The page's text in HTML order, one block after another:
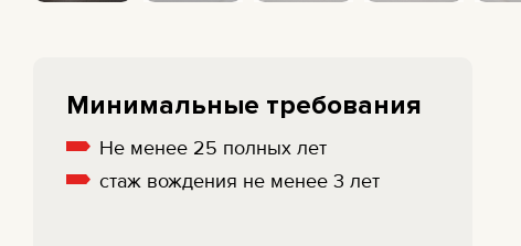
Минимальные требования
Не менее 25 полных лет
cтаж вождения не менее 3 лет